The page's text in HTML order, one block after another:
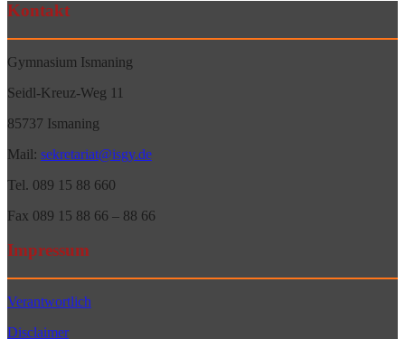
Kontakt
Gymnasium Ismaning
Seidl-Kreuz-Weg 11
85737 Ismaning
Mail: sekretariat@isgy.de
Tel. 089 15 88 660
Fax 089 15 88 66 – 88 66
Impressum
Verantwortlich
Disclaimer